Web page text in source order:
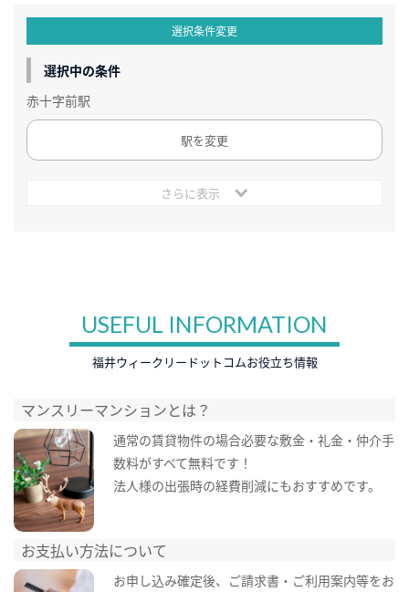
選択条件変更
選択中の条件
赤十字前駅
駅を変更
さらに表示
USEFUL INFORMATION
福井ウィークリードットコムお役立ち情報
マンスリーマンションとは？
通常の賃貸物件の場合必要な敷金・礼金・仲介手
数料がすべて無料です！
法人様の出張時の経費削減にもおすすめです。
お支払い方法について
お申し込み確定後、ご請求書・ご利用案内等をお